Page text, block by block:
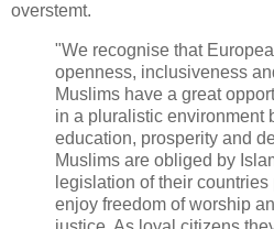
overstemt.
"We recognise that
openness, inclusiveness
Muslims have a great
in a pluralistic environment
education, prosperity and
Muslims are obliged by
legislation of their
enjoy freedom of worship